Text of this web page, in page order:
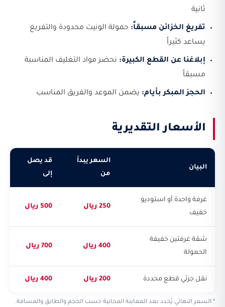
ثانية
تفريغ الخزائن مسبقاً: حمولة الونيت محدودة والتفريغ
يساعد كثيراً
إبلاغنا عن القطع الكبيرة: نحضر مواد التغليف المناسبة
مسبقاً
الحجز المبكر بأيام: يضمن الموعد والفريق المناسب
الأسعار التقديرية
البيان
السعر يبدأ
من
قد يصل
إلى
غرفة واحدة أو استوديو
خفيف
250 ريال 500 ريال
شقة غرفتين خفيفة
الحمولة
400 ريال 700 ريال
نقل جزئي قطع محددة 200 ريال 400 ريال
* السعر النهائي يُحدد بعد المعاينة المجانية حسب الحجم والطابق والمسافة.